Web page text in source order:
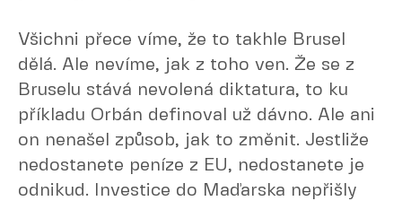
Všichni přece víme, že to takhle Brusel
dělá. Ale nevíme, jak z toho ven. Že se z
Bruselu stává nevolená diktatura, to ku
příkladu Orbán definoval už dávno. Ale ani
on nenašel způsob, jak to změnit. Jestliže
nedostanete peníze z EU, nedostanete je
odnikud. Investice do Maďarska nepřišly